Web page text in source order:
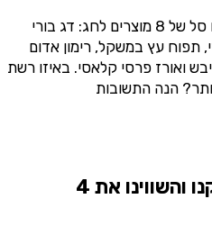
בכל אחת מרשתות השיווק בנינו סל של 8 מוצרים לחג: דג בורי
תפוח עץ במשקל, רימון אדום
ואורז פרסי קלאסי. באיזו רשת
הנה התשובות
השוואת סלי קניות, בדקנו והשווינו את 4